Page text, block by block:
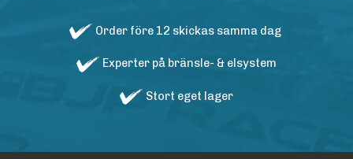
Order före 12 skickas samma dag
Experter på bränsle- & elsystem
Stort eget lager